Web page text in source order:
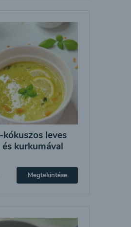
kókuszos leves
kurkumával
Megtekintése